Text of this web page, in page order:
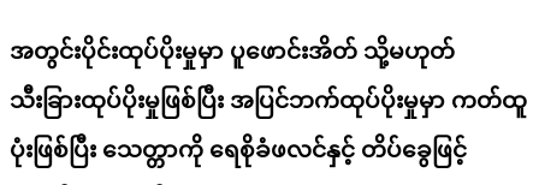
အတွင်းပိုင်းထုပ်ပိုးမှုမှာ ပူဖောင်းအိတ် သို့မဟုတ်
သီးခြားထုပ်ပိုးမှုဖြစ်ပြီး အပြင်ဘက်ထုပ်ပိုးမှုမှာ ကတ်ထူ
ပုံးဖြစ်ပြီး သေတ္တာကို ရေစိုခံဖလင်နှင့် တိပ်ခွေဖြင့်